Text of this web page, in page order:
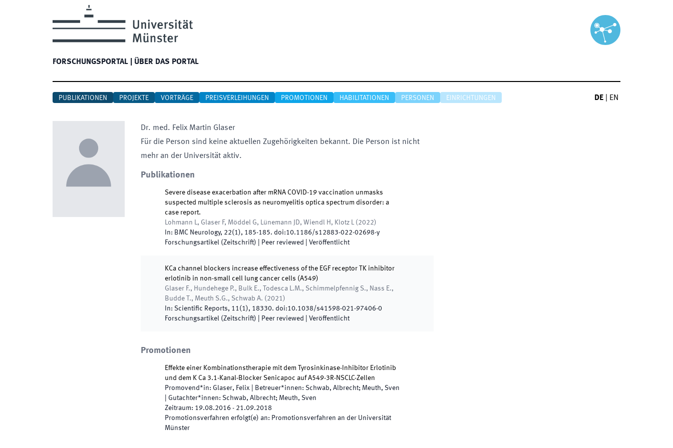
FORSCHUNGSPORTAL ÜBER DAS PORTAL
PUBLIKATIONEN PROJEKTE VORTRÄGE PREISVERLEIHUNGEN PROMOTIONEN HABILITATIONEN PERSONEN EINRICHTUNGEN DE EN
Dr. med. Felix Martin Glaser
Für die Person sind keine aktuellen Zugehörigkeiten bekannt. Die Person ist nicht
mehr an der Universität aktiv.
Publikationen
Severe disease exacerbation after mRNA COVID-19 vaccination unmasks
suspected multiple sclerosis as neuromyelitis optica spectrum disorder: a
case report.
Lohmann L, Glaser F, Möddel G, Lünemann JD, Wiendl H, Klotz L( 2022)
In: BMC Neurology, 22(1), 185-185. doi:10.1186/s12883-022-02698-y
Forschungsartikel (Zeitschrift) | Peer reviewed Veröffentlicht
KCa channel blockers increase effectiveness of the EGF receptor TK inhibitor
erlotinib in non-small cell lung cancer cells (A549)
Glaser F., Hundehege P., Bulk E., Todesca L.M., Schimmelpfennig S., Nass E.,
Budde T., Meuth S.G., Schwab A. ( 2021)
In: Scientific Reports, 11(1), 18330. doi:10.1038/s41598-021-97406-0
Forschungsartikel (Zeitschrift) | Peer reviewed Veröffentlicht
Promotionen
Effekte einer Kombinationstherapie mit dem Tyrosinkinase-Inhibitor Erlotinib
und dem K Ca 3.1-Kanal-Blocker Senicapoc auf A549-3R-NSCLC-Zellen
Promovend*in: Glaser, Felix Betreuer*innen: Schwab, Albrecht; Meuth, Sven
Gutachter*innen: Schwab, Albrecht; Meuth, Sven
Zeitraum: 19.08.2016 - 21.09.2018
Promotionsverfahren erfolgt(e) an: Promotionsverfahren an der Universität
Münster